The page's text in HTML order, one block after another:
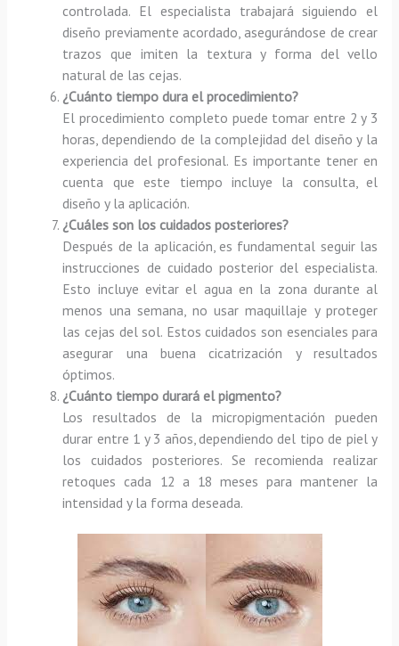
controlada. El especialista trabajará siguiendo el
diseño previamente acordado, asegurándose de crear
trazos que imiten la textura y forma del vello
natural de las cejas.
¿Cuánto tiempo dura el procedimiento?
El procedimiento completo puede tomar entre 2 y 3
horas, dependiendo de la complejidad del diseño y la
experiencia del profesional. Es importante tener en
cuenta que este tiempo incluye la consulta, el
diseño y la aplicación.
¿Cuáles son los cuidados posteriores?
Después de la aplicación, es fundamental seguir las
instrucciones de cuidado posterior del especialista.
Esto incluye evitar el agua en la zona durante al
menos una semana, no usar maquillaje y proteger
las cejas del sol. Estos cuidados son esenciales para
asegurar una buena cicatrización y resultados
óptimos.
¿Cuánto tiempo durará el pigmento?
Los resultados de la micropigmentación pueden
durar entre 1 y 3 años, dependiendo del tipo de piel y
los cuidados posteriores. Se recomienda realizar
retoques cada 12 a 18 meses para mantener la
intensidad y la forma deseada.